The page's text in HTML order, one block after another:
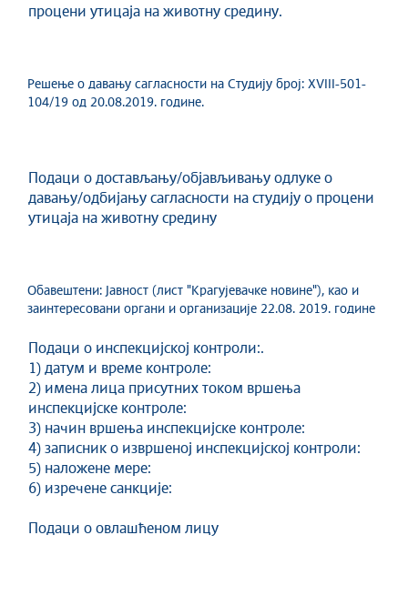
процени утицаја на животну средину.
Решење о давању сагласности на Студију број: XVIII-501-
104/19 од 20.08.2019. године.
Подаци о достављању/објављивању одлуке о
давању/одбијању сагласности на студију о процени
утицаја на животну средину
Обавештени: Јавност (лист "Крагујевачке новине"), као и
заинтересовани органи и организације 22.08. 2019. године
Подаци о инспекцијској контроли:.
1) датум и време контроле:
2) имена лица присутних током вршења
инспекцијске контроле:
3) начин вршења инспекцијске контроле:
4) записник о извршеној инспекцијској контроли:
5) наложене мере:
6) изречене санкције:
Подаци о овлашћеном лицу